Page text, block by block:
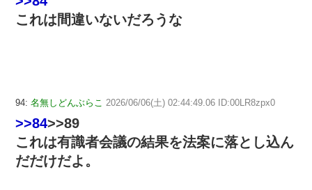
これは間違いないだろうな
94: 名無しどんぶらこ 2026/06/06(土) 02:44:49.06 ID:00LR8zpx0
>>84>>89
これは有識者会議の結果を法案に落とし込ん
だだけだよ。